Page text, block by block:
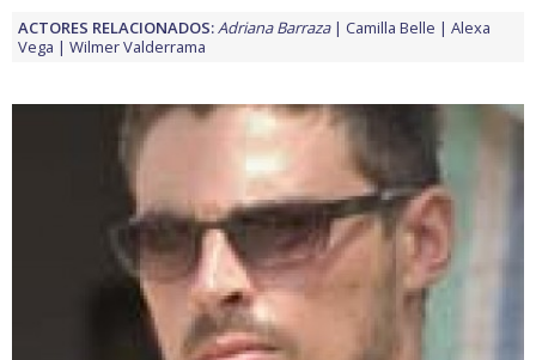
ACTORES RELACIONADOS: Adriana Barraza Camilla Belle
Alexa
Vega
Wilmer Valderrama